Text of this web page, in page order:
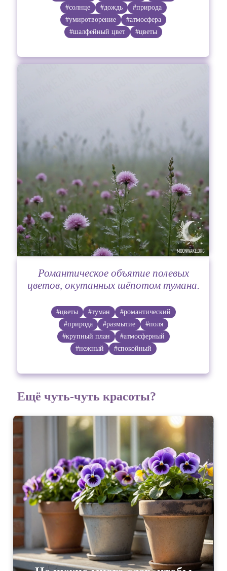
#солнце
#дождь
#природа
#умиротворение
#атмосфера
#шалфейный цвет
#цветы
Романтическое объятие полевых
цветов, окутанных шёпотом тумана.
#цветы #туман
#романтический
#природа
#размытие
#поля
#крупный план
#атмосферный
#нежный
#спокойный
Ещё чуть-чуть красоты?